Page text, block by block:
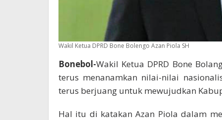
Wakil Ketua DPRD Bone Bolengo Azan Piola SH
Bonebol-Wakil Ketua DPRD Bone
terus menanamkan nilai-nilai
terus berjuang untuk mewujudkan
Hal itu di katakan Azan Piola dalam